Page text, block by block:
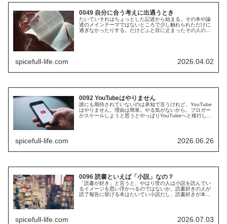
0049 自分に合う考えに出遇うとき
たいていそれはちょっとした記述から始まる。その本や論
述のメインテーマではないところで少し触れられただけに
過ぎなかったりする。だけどふと目に止まったその人の
spicefull-life.com 2026.04.02
0092 YouTubeはやりません
誰にも期待されていないのは承知で言うけれど、YouTube
はやりません。理由は簡単。やる気がないから。ブロガー
がスケールしようと思うとやっぱりYouTubeへと移行して
spicefull-life.com 2026.06.26
0096 読書といえば「小説」なの？
「読書が好き」と言うと、やはり世の人は小説を読んでい
るイメージを思い浮かべるのではないか。読書好きの人が
読了報告に挙げる本はたいてい小説だし、読書好きが本棚
spicefull-life.com 2026.07.03